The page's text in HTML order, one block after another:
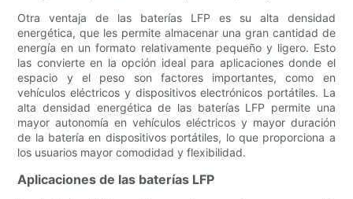
Otra ventaja de las baterías LFP es su alta densidad
energética, que les permite almacenar una gran cantidad de
energía en un formato relativamente pequeño y ligero. Esto
las convierte en la opción ideal para aplicaciones donde el
espacio y el peso son factores importantes, como en
vehículos eléctricos y dispositivos electrónicos portátiles. La
alta densidad energética de las baterías LFP permite una
mayor autonomía en vehículos eléctricos y mayor duración
de la batería en dispositivos portátiles, lo que proporciona a
los usuarios mayor comodidad y flexibilidad.
Aplicaciones de las baterías LFP